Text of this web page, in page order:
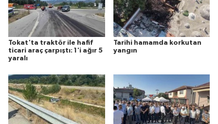
Tokat'ta traktör ile hafif
ticari araç çarpıştı: 1'i ağır 5
yaralı
Tarihi hamamda korkutan
yangın